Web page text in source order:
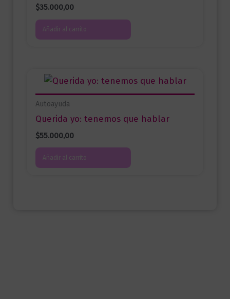
$35.000,00
Añadir al carrito
Autoayuda
Querida yo: tenemos que hablar
$55.000,00
Añadir al carrito